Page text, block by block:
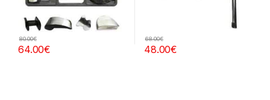
64.00€
80.00€
48.00€
68.00€